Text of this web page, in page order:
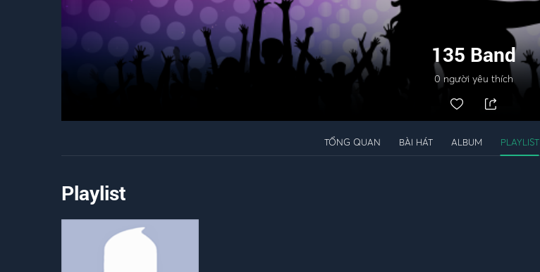
135 Band
0 người yêu thích
TỔNG QUAN BÀI HÁT ALBUM PLAYLIST
Playlist